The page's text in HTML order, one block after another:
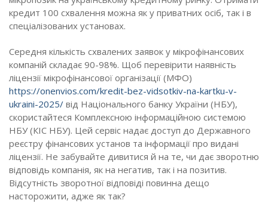
кредит 100 схвалення можна як у приватних осіб, так і в
спеціалізованих установах.
Середня кількість схвалених заявок у мікрофінансових
компаній складає 90-98%. Щоб перевірити наявність
ліцензії мікрофінансової організації (МФО)
https://onenvios.com/kredit-bez-vidsotkiv-na-kartku-v-
ukraini-2025/ від Національного банку України (НБУ),
скористайтеся Комплексною інформаційною системою
НБУ (КІС НБУ). Цей сервіс надає доступ до Державного
реєстру фінансових установ та інформації про видані
ліцензії. Не забувайте дивитися й на те, чи дає зворотню
відповідь компанія, як на негатив, так і на позитив.
Відсутність зворотної відповіді повинна дещо
насторожити, адже як так?